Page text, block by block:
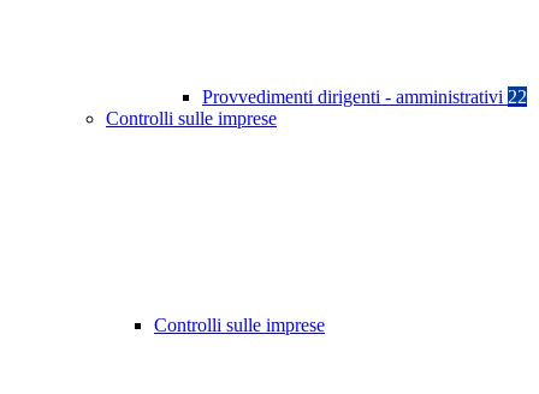
Provvedimenti dirigenti - amministrativi 22
Controlli sulle imprese
Controlli sulle imprese